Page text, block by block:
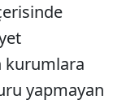
kurumlara
yapmayan